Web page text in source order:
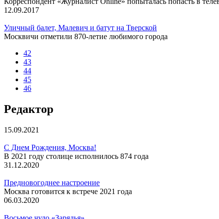
12.09.2017
Уличный балет, Малевич и батут на Тверской
Москвичи отметили 870-летие любимого города
42
43
44
45
46
Редактор
15.09.2021
С Днем Рождения, Москва!
В 2021 году столице исполнилось 874 года
31.12.2020
Предновогоднее настроение
Москва готовится к встрече 2021 года
06.03.2020